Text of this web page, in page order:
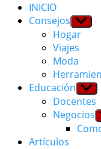
INICIO
Consejos Show
sub
menu
Hogar
Viajes
Moda
Educación Show
sub
menu
Docentes
Negocios
Artículos